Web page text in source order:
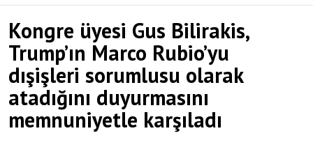
Kongre üyesi Gus Bilirakis,
Trump’ın Marco Rubio’yu
dışişleri sorumlusu olarak
atadığını duyurmasını
memnuniyetle karşıladı